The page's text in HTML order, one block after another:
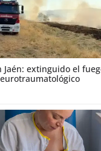
Jaén: extinguido el